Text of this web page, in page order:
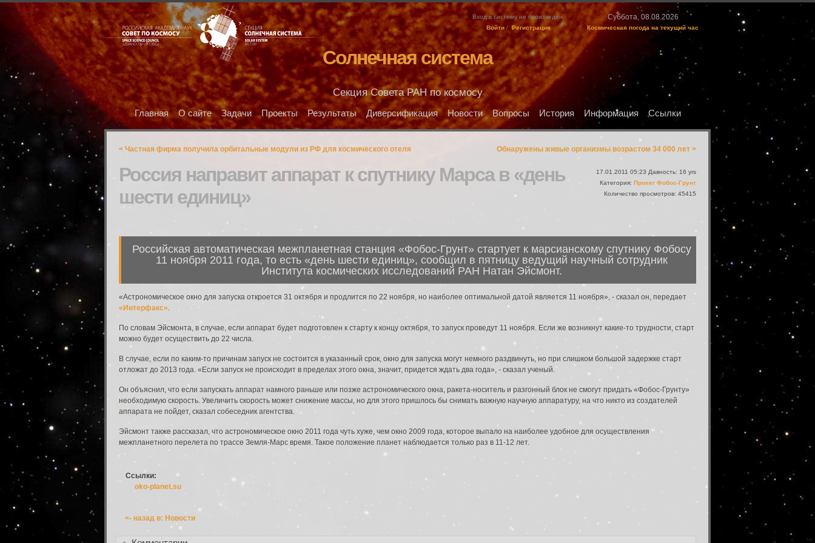
Суббота, 08.08.2026
Космическая погода на текущий час
Вход в систему не произведен
Войти / Регистрация
Солнечная система
Секция Совета РАН по космосу
Главная О сайте Задачи Проекты Результаты Диверсификация Новости Вопросы История Информация Ссылки
Обнаружены живые организмы возрастом 34 000 лет >
< Частная фирма получила орбитальные модули из РФ для космического отеля
17.01.2011 05:23 Давность: 16 yrs
Категория: Проект Фобос-Грунт
Количество просмотров: 45415
Россия направит аппарат к спутнику Марса в «день
шести единиц»
Российская автоматическая межпланетная станция «Фобос-Грунт» стартует к марсианскому спутнику Фобосу
11 ноября 2011 года, то есть «день шести единиц», сообщил в пятницу ведущий научный сотрудник
Института космических исследований РАН Натан Эйсмонт.
«Астрономическое окно для запуска откроется 31 октября и продлится по 22 ноября, но наиболее оптимальной датой является 11 ноября», - сказал он, передает
«Интерфакс».
По словам Эйсмонта, в случае, если аппарат будет подготовлен к старту к концу октября, то запуск проведут 11 ноября. Если же возникнут какие-то трудности, старт
можно будет осуществить до 22 числа.
В случае, если по каким-то причинам запуск не состоится в указанный срок, окно для запуска могут немного раздвинуть, но при слишком большой задержке старт
отложат до 2013 года. «Если запуск не происходит в пределах этого окна, значит, придется ждать два года», - сказал ученый.
Он объяснил, что если запускать аппарат намного раньше или позже астрономического окна, ракета-носитель и разгонный блок не смогут придать «Фобос-Грунту»
необходимую скорость. Увеличить скорость может снижение массы, но для этого пришлось бы снимать важную научную аппаратуру, на что никто из создателей
аппарата не пойдет, сказал собеседник агентства.
Эйсмонт также рассказал, что астрономическое окно 2011 года чуть хуже, чем окно 2009 года, которое выпало на наиболее удобное для осуществления
межпланетного перелета по трассе Земля-Марс время. Такое положение планет наблюдается только раз в 11-12 лет.
Ссылки:
oko-planet.su
<- назад в: Новости
Вход в систему
Введите имя пользователя и пароль для входа в систему:
Вход в систему
Имя пользователя:
Пароль:
Запомнить меня:
Забыли пароль?